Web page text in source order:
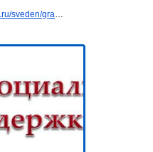
sveden/gra